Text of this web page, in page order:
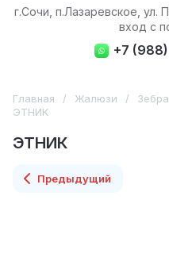
г.Сочи, п.Лазаревское, ул.
вход с
+7
Главная / Жалюзи /
ЭТНИК
ЭТНИК
Предыдущий